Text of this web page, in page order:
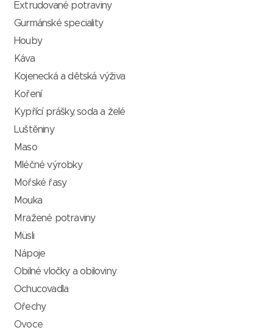
Extrudované potraviny
Gurmánské speciality
Houby
Káva
Kojenecká a dětská výživa
Koření
Kypřící prášky, soda a želé
Luštěniny
Maso
Mléčné výrobky
Mořské řasy
Mouka
Mražené potraviny
Müsli
Nápoje
Obilné vločky a obiloviny
Ochucovadla
Ořechy
Ovoce